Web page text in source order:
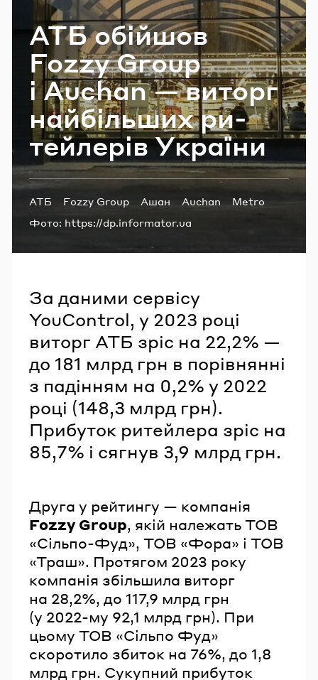
АТБ обі­йшов
Fozzy Group
і Auchan — ви­торг
най­біль­ших ри­
тей­ле­рів Укра­ї­ни
Теги:
АТБ Fozzy Group Ашан Auchan
Metro
Фото: https://dp.informator.ua
За даними сервісу
YouControl, у 2023 році
виторг АТБ зріс на 22,2% —
до 181 млрд грн в порівнянні
з падінням на 0,2% у 2022
році (148,3 млрд грн).
Прибуток ритейлера зріс на
85,7% і сягнув 3,9 млрд грн.
Друга у рейтингу — компанія
Fozzy Group, якій належать ТОВ
«Сільпо-Фуд», ТОВ «Фора» і ТОВ
«Траш». Протягом 2023 року
компанія збільшила виторг
на 28,2%, до 117,9 млрд грн
(у 2022-му 92,1 млрд грн). При
цьому ТОВ «Сільпо Фуд»
скоротило збиток на 76%, до 1,8
млрд грн. Сукупний прибуток
Email
Пароль
Забули пароль?
УВІЙТИ